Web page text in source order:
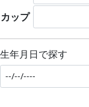
カップ
生年月日で探す